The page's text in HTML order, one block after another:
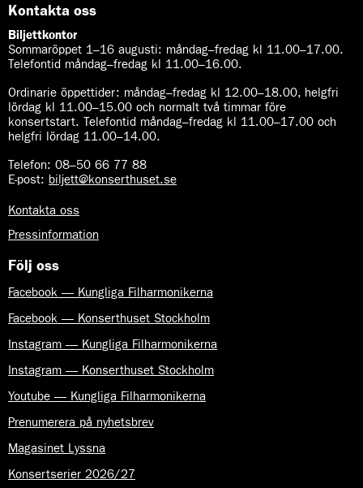
Kontakta oss
Biljettkontor
Sommaröppet 1–16 augusti: måndag–fredag kl 11.00–17.00.
Telefontid måndag–fredag kl 11.00–16.00.
Ordinarie öppettider: måndag–fredag kl 12.00–18.00, helgfri
lördag kl 11.00–15.00 och normalt två timmar före
konsertstart. Telefontid måndag–fredag kl 11.00–17.00 och
helgfri lördag 11.00–14.00.
Telefon: 08–50 66 77 88
E-post: biljett@konserthuset.se
Kontakta oss
Pressinformation
Följ oss
Facebook — Kungliga Filharmonikerna
Facebook — Konserthuset Stockholm
Instagram — Kungliga Filharmonikerna
Instagram — Konserthuset Stockholm
Youtube — Kungliga Filharmonikerna
Prenumerera på nyhetsbrev
Magasinet Lyssna
Konsertserier 2026/27